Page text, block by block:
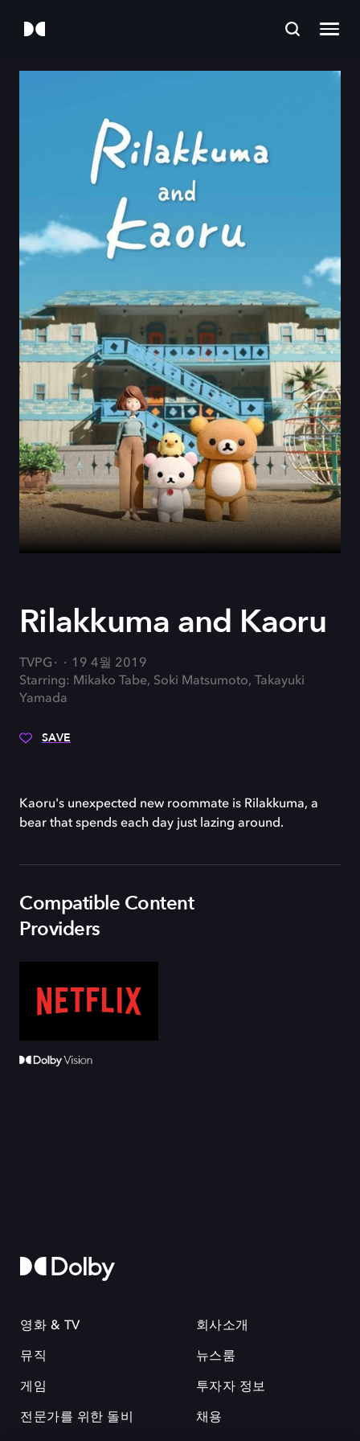
Rilakkuma and Kaoru
TVPG
19 4월 2019
Starring: Mikako Tabe, Soki Matsumoto, Takayuki
Yamada
SAVE
Kaoru's unexpected new roommate is Rilakkuma, a
bear that spends each day just lazing around.
Compatible Content
Providers
영화 & TV
뮤직
게임
전문가를 위한 돌비
회사소개
뉴스룸
투자자 정보
채용